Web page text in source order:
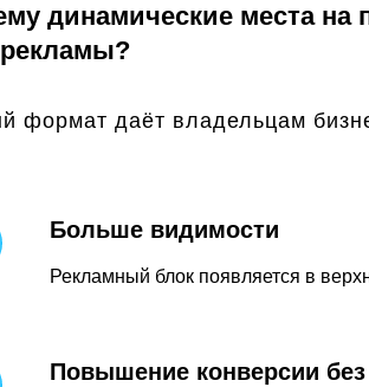
динамические места на
формат даёт владельцам
Больше видимости
Рекламный блок появляется в
Повышение конверсии